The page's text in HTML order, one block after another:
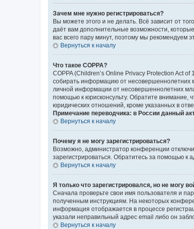
Зачем мне нужно регистрироваться?
Вы можете этого и не делать. Всё зависит от
даёт вам дополнительные возможности,
вас всего пару минут, поэтому мы рекомендуем
Вернуться к началу
Что такое COPPA?
COPPA (Children’s Online Privacy Protection Act
собирать информацию от несовершеннолетних
личной информации от несовершеннолетних
помощью к юрисконсульту. Обратите внимание,
юридических отношений, кроме указанных в
Примечание переводчика: в России данный
Вернуться к началу
Почему я не могу зарегистрироваться?
Возможно, администратор конференции
зарегистрироваться. Обратитесь за помощью к
Вернуться к началу
Я только что зарегистрировался, но не могу
Сначала проверьте свои имя пользователя и
полученным инструкциям. На некоторых
информация отображается в процессе
указали неправильный адрес email либо он
Вернуться к началу